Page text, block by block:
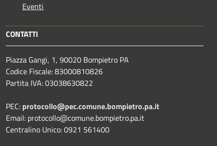
Eventi
CONTATTI
Piazza Gangi, 1, 90020 Bompietro PA
Codice Fiscale: 83000810826
Partita IVA: 03038630822
PEC: protocollo@pec.comune.bompietro.pa.it
Email: protocollo@comune.bompietro.pa.it
Centralino Unico: 0921 561400